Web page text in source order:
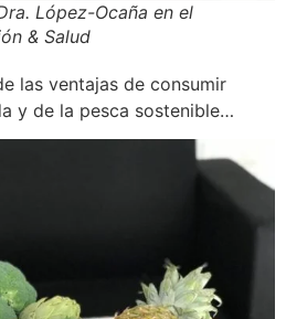
López-Ocaña en el
& Salud
las ventajas de consumir
y de la pesca sostenible…